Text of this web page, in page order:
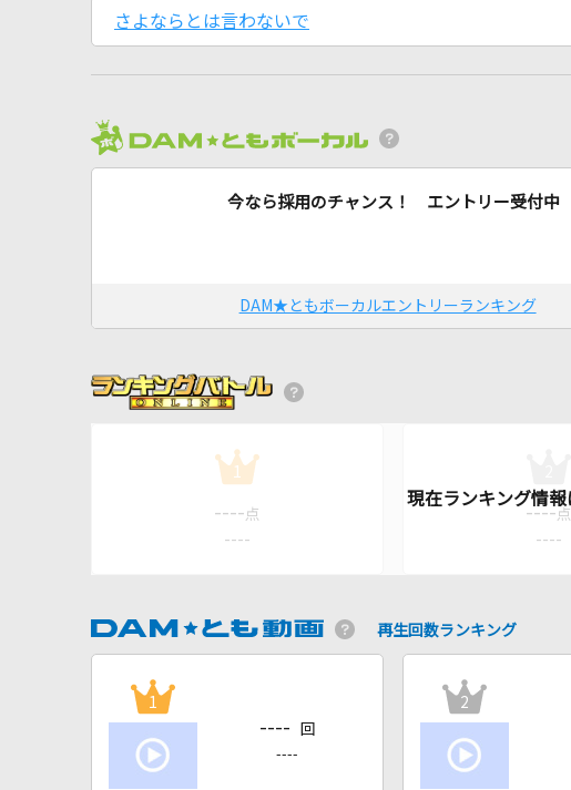
さよならとは言わないで
今なら採用のチャンス！ エントリー受付中
DAM★ともボーカルエントリーランキング
1
---- 点
----
---- 点
----
再生回数ランキング
1
---- 回
----
2